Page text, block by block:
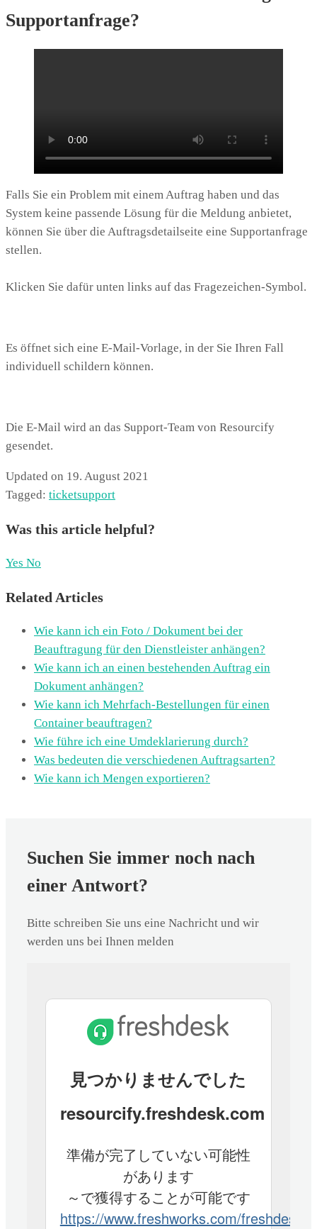
Supportanfrage?
Falls Sie ein Problem mit einem Auftrag haben und das
System keine passende Lösung für die Meldung anbietet,
können Sie über die Auftragsdetailseite eine Supportanfrage
stellen.
Klicken Sie dafür unten links auf das Fragezeichen-Symbol.
Es öffnet sich eine E-Mail-Vorlage, in der Sie Ihren Fall
individuell schildern können.
Die E-Mail wird an das Support-Team von Resourcify
gesendet.
Updated on 19. August 2021
Tagged: ticketsupport
Was this article helpful?
Yes No
Related Articles
Wie kann ich ein Foto / Dokument bei der
Beauftragung für den Dienstleister anhängen?
Wie kann ich an einen bestehenden Auftrag ein
Dokument anhängen?
Wie kann ich Mehrfach-Bestellungen für einen
Container beauftragen?
Wie führe ich eine Umdeklarierung durch?
Was bedeuten die verschiedenen Auftragsarten?
Wie kann ich Mengen exportieren?
Suchen Sie immer noch nach
einer Antwort?
Bitte schreiben Sie uns eine Nachricht und wir
werden uns bei Ihnen melden